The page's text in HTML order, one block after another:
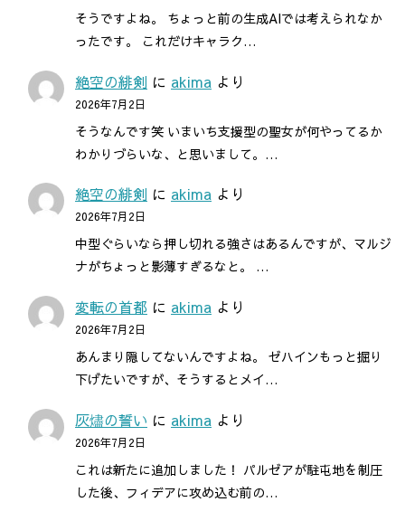
そうですよね。 ちょっと前の生成AIでは考えられなか
ったです。 これだけキャラク…
絶空の緋剣 に akima より
2026年7月2日
そうなんです笑 いまいち支援型の聖女が何やってるか
わかりづらいな、と思いまして。…
絶空の緋剣 に akima より
2026年7月2日
中型ぐらいなら押し切れる強さはあるんですが、マルジ
ナがちょっと影薄すぎるなと。 …
変転の首都 に akima より
2026年7月2日
あんまり隠してないんですよね。 ゼハインもっと掘り
下げたいですが、そうするとメイ…
灰燼の誓い に akima より
2026年7月2日
これは新たに追加しました！ パルゼアが駐屯地を制圧
した後、フィデアに攻め込む前の…